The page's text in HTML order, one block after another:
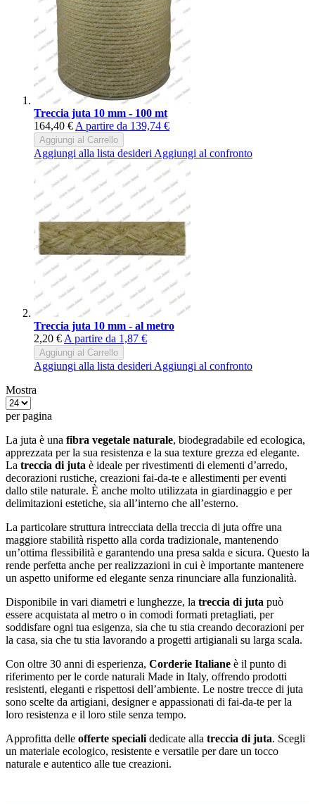
Treccia juta 10 mm - 100 mt
164,40 € A partire da 139,74 €
Aggiungi al Carrello
Aggiungi alla lista desideri Aggiungi al confronto
Treccia juta 10 mm - al metro
2,20 € A partire da 1,87 €
Aggiungi al Carrello
Aggiungi alla lista desideri Aggiungi al confronto
Mostra
per pagina
La juta è una fibra vegetale naturale, biodegradabile ed ecologica,
apprezzata per la sua resistenza e la sua texture grezza ed elegante.
La treccia di juta è ideale per rivestimenti di elementi d’arredo,
decorazioni rustiche, creazioni fai-da-te e allestimenti per eventi
dallo stile naturale. È anche molto utilizzata in giardinaggio e per
delimitazioni estetiche, sia all’interno che all’esterno.
La particolare struttura intrecciata della treccia di juta offre una
maggiore stabilità rispetto alla corda tradizionale, mantenendo
un’ottima flessibilità e garantendo una presa salda e sicura. Questo la
rende perfetta anche per realizzazioni in cui è importante mantenere
un aspetto uniforme ed elegante senza rinunciare alla funzionalità.
Disponibile in vari diametri e lunghezze, la treccia di juta può
essere acquistata al metro o in comodi formati pretagliati, per
soddisfare ogni tua esigenza, sia che tu stia creando decorazioni per
la casa, sia che tu stia lavorando a progetti artigianali su larga scala.
Con oltre 30 anni di esperienza, Corderie Italiane è il punto di
riferimento per le corde naturali Made in Italy, offrendo prodotti
resistenti, eleganti e rispettosi dell’ambiente. Le nostre trecce di juta
sono scelte da artigiani, designer e appassionati di fai-da-te per la
loro resistenza e il loro stile senza tempo.
Approfitta delle offerte speciali dedicate alla treccia di juta. Scegli
un materiale ecologico, resistente e versatile per dare un tocco
naturale e autentico alle tue creazioni.